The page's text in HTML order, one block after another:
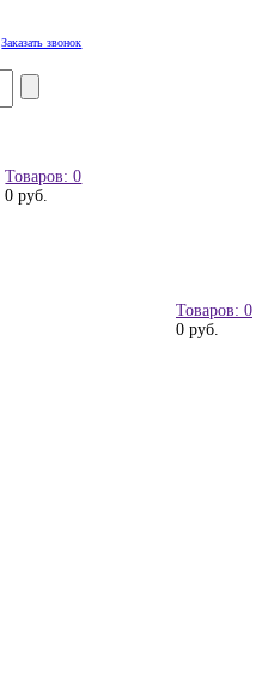
Заказать звонок
Товаров: 0
0 руб.
Товаров: 0
0 руб.